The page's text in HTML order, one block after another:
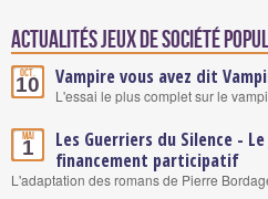
Actualités Jeux de société
Oct.
10 Vampire vous avez dit
L'essai le plus complet sur le
Mai
1
Les Guerriers du Silence -
financement participatif
L'adaptation des romans de Pierre